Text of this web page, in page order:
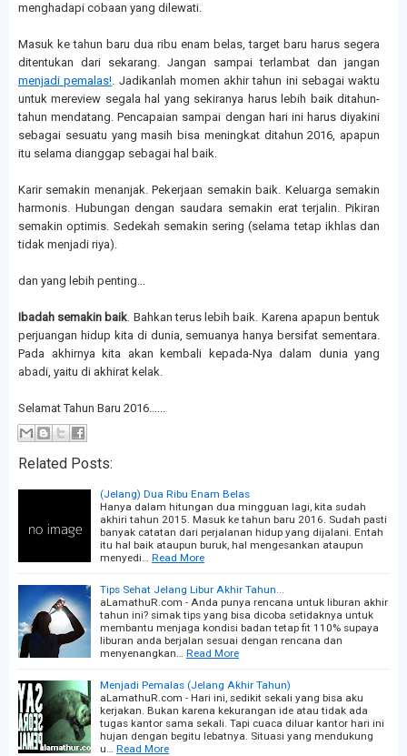
menghadapi cobaan yang dilewati.
Masuk ke tahun baru dua ribu enam belas, target baru harus segera
ditentukan dari sekarang. Jangan sampai terlambat dan jangan
menjadi pemalas!. Jadikanlah momen akhir tahun ini sebagai waktu
untuk mereview segala hal yang sekiranya harus lebih baik ditahun-
tahun mendatang. Pencapaian sampai dengan hari ini harus diyakini
sebagai sesuatu yang masih bisa meningkat ditahun 2016, apapun
itu selama dianggap sebagai hal baik.
Karir semakin menanjak. Pekerjaan semakin baik. Keluarga semakin
harmonis. Hubungan dengan saudara semakin erat terjalin. Pikiran
semakin optimis. Sedekah semakin sering (selama tetap ikhlas dan
tidak menjadi riya).
dan yang lebih penting...
Ibadah semakin baik. Bahkan terus lebih baik. Karena apapun bentuk
perjuangan hidup kita di dunia, semuanya hanya bersifat sementara.
Pada akhirnya kita akan kembali kepada-Nya dalam dunia yang
abadi, yaitu di akhirat kelak.
Selamat Tahun Baru 2016......
Related Posts:
(Jelang) Dua Ribu Enam Belas
Hanya dalam hitungan dua mingguan lagi, kita sudah
akhiri tahun 2015. Masuk ke tahun baru 2016. Sudah pasti
banyak catatan dari perjalanan hidup yang dijalani. Entah
itu hal baik ataupun buruk, hal mengesankan ataupun
menyedi…
Read More
Tips Sehat Jelang Libur Akhir Tahun...
aLamathuR.com - Anda punya rencana untuk liburan akhir
tahun ini? simak tips yang bisa dicoba setidaknya untuk
membantu menjaga kondisi badan tetap fit 110% supaya
liburan anda berjalan sesuai dengan rencana dan
menyenangkan…
Read More
Menjadi Pemalas (Jelang Akhir Tahun)
aLamathuR.com - Hari ini, sedikit sekali yang bisa aku
kerjakan. Bukan karena kekurangan ide atau tidak ada
tugas kantor sama sekali. Tapi cuaca diluar kantor hari ini
hujan dengan begitu lebatnya. Situasi yang mendukung
u…
Read More